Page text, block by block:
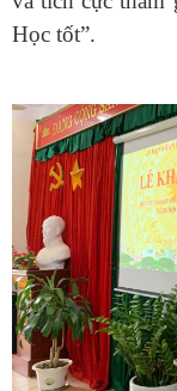
Học tốt”.